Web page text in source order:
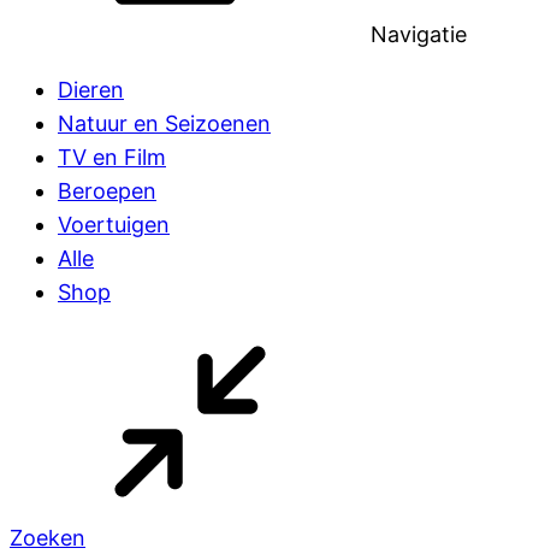
Navigatie
Dieren
Natuur en Seizoenen
TV en Film
Beroepen
Voertuigen
Alle
Shop
Zoeken